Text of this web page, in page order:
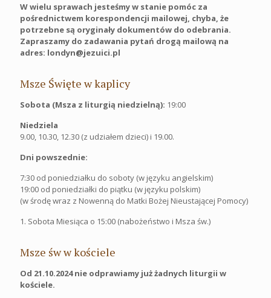
W wielu sprawach jesteśmy w stanie pomóc za
pośrednictwem korespondencji mailowej, chyba, że
potrzebne są oryginały dokumentów do odebrania.
Zapraszamy do zadawania pytań drogą mailową na
adres: londyn@jezuici.pl
Msze Święte w kaplicy
Sobota (Msza z liturgią niedzielną): 19:00
Niedziela
9.00, 10.30, 12.30 (z udziałem dzieci) i 19.00.
Dni powszednie:
7:30 od poniedziałku do soboty (w języku angielskim)
19:00 od poniedziałki do piątku (w języku polskim)
(w środę wraz z Nowenną do Matki Bożej Nieustającej Pomocy)
1. Sobota Miesiąca o 15:00 (nabożeństwo i Msza św.)
Msze św w kościele
Od 21.10.2024 nie odprawiamy już żadnych liturgii w
kościele.